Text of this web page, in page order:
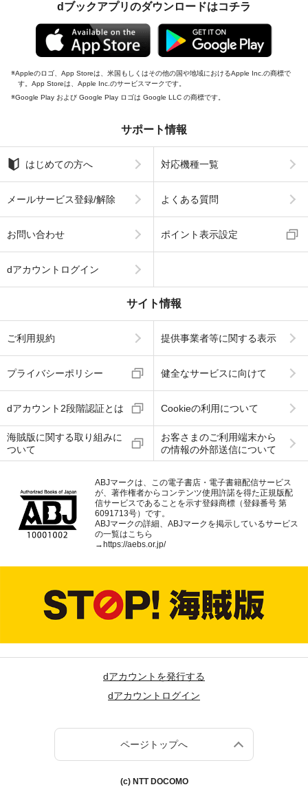
dブックアプリのダウンロードはコチラ
Appleのロゴ、App Storeは、米国もしくはその他の国や地域におけるApple Inc.の商標で
す。App Storeは、Apple Inc.のサービスマークです。
Google Play および Google Play ロゴは Google LLC の商標です。
サポート情報
はじめての方へ 対応機種一覧
メールサービス登録/解除 よくある質問
お問い合わせ ポイント表示設定
dアカウントログイン
サイト情報
ご利用規約 提供事業者等に関する表示
プライバシーポリシー 健全なサービスに向けて
dアカウント2段階認証とは Cookieの利用について
海賊版に関する取り組みに
ついて
お客さまのご利用端末から
の情報の外部送信について
ABJマークは、この電子書店・電子書籍配信サービス
が、著作権者からコンテンツ使用許諾を得た正規版配
信サービスであることを示す登録商標（登録番号 第
6091713号）です。
ABJマークの詳細、ABJマークを掲示しているサービス
の一覧はこちら
→ https://aebs.or.jp/
dアカウントを発行する
dアカウントログイン
ページトップへ
(c) NTT DOCOMO